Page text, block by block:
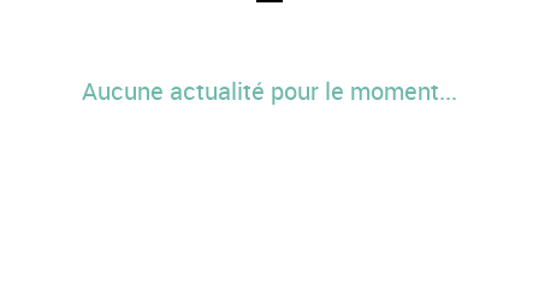
Aucune actualité pour le moment...